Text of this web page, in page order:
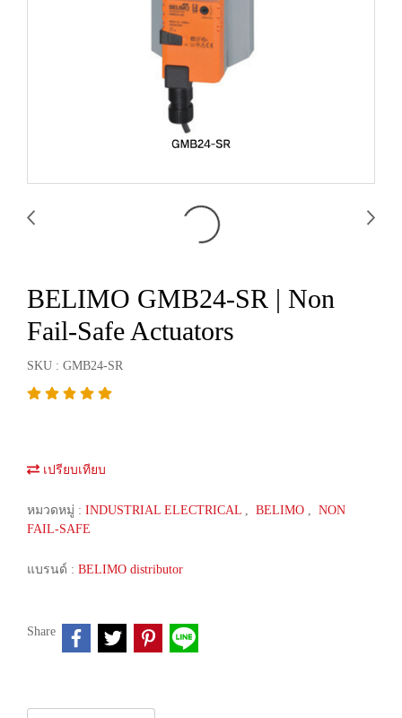
BELIMO GMB24-SR | Non
Fail-Safe Actuators
SKU : GMB24-SR
เปรียบเทียบ
หมวดหมู่ : INDUSTRIAL ELECTRICAL , BELIMO , NON
FAIL-SAFE
แบรนด์ : BELIMO distributor
Share